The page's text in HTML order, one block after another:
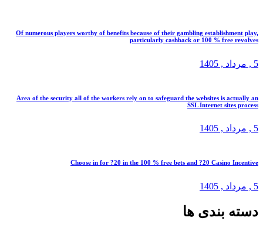
Of numerous players worthy of benefits because of their gambling establishment play,
particularly cashback or 100 % free revolves
5 , مرداد , 1405
Area of the security all of the workers rely on to safeguard the websites is actually an
SSL Internet sites process
5 , مرداد , 1405
Choose in for ?20 in the 100 % free bets and ?20 Casino Incentive
5 , مرداد , 1405
دسته بندی ها